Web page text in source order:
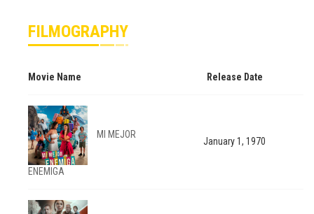
FILMOGRAPHY
Movie Name Release Date
MI MEJOR
ENEMIGA
January 1, 1970